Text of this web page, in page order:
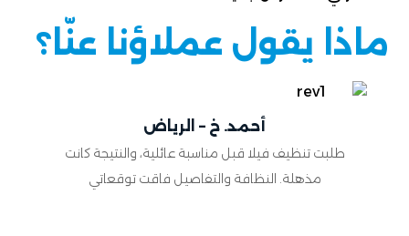
ماذا يقول عملاؤنا عنّا؟
أحمد. خ – الرياض
طلبت تنظيف فيلا قبل مناسبة عائلية، والنتيجة كانت
مذهلة. النظافة والتفاصيل فاقت توقعاتي